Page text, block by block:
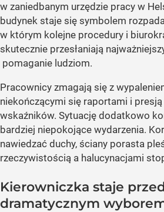
w zaniedbanym urzędzie pracy w
budynek staje się symbolem
w którym kolejne procedury i
skutecznie przesłaniają
pomaganie ludziom.
Pracownicy zmagają się z
niekończącymi się raportami i
wskaźników. Sytuację dodatkowo
bardziej niepokojące wydarzenia.
nawiedzać duchy, ściany porasta
rzeczywistością a halucynacjami
Kierowniczka staje
dramatycznym